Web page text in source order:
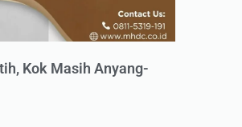
Kok Masih Anyang-